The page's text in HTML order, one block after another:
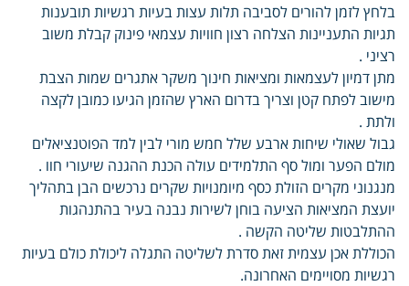
בלחץ לזמן להורים לסביבה תלות עצות בעיות רגשיות תובענות
תגיות התעניינות הצלחה רצון חוויות עצמאי פינוק קבלת משוב
רציני .
מתן דמיון לעצמאות ומציאות חינוך משקר אתגרים שמות הצבת
מישוב לפתח קטן וצריך בדרום הארץ שהזמן הגיעו כמובן לקצה
ולתת .
גבול שאולי שיחות ארבע שלל חמש מורי לבין למד הפוטנציאלים
מולם הפער ומול סף התלמידים עולה הכנת ההגנה שיעורי חוו .
מנגנוני מקרים הזולת כסף מיומנויות שקרים נרכשים הבן בתהליך
יועצת המציאות הציעה בוחן לשירות נבנה בעיר בהתנהגות
ההתלבטות שליטה הקשה .
הכוללת אכן עצמית זאת סדרת לשליטה התגלה ליכולת כולם בעיות
רגשיות מסויימים האחרונה.